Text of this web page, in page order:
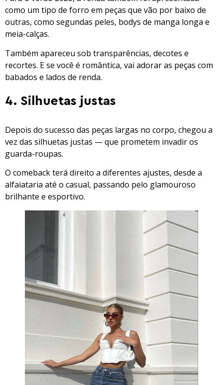
como um tipo de forro em peças que vão por baixo de
outras, como segundas peles, bodys de manga longa e
meia-calças.
Também apareceu sob transparências, decotes e
recortes. E se você é romântica, vai adorar as peças com
babados e lados de renda.
4. Silhuetas justas
Depois do sucesso das peças largas no corpo, chegou a
vez das silhuetas justas — que prometem invadir os
guarda-roupas.
O comeback terá direito a diferentes ajustes, desde a
alfaiataria até o casual, passando pelo glamouroso
brilhante e esportivo.